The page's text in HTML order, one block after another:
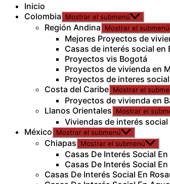
Inicio
Colombia
Mostrar el submenú
Región Andina Mostrar el submenú
Mejores Proyectos de
Casas de interés social en
Proyectos vis Bogotá
Proyectos de vivienda en
Proyectos de interes
Costa del Caribe Mostrar el
Proyectos de vivienda en
Llanos Orientales
Mostrar el
Viviendas de interés
México
Mostrar el submenú
Chiapas Mostrar el submenú
Casas De Interés Social
Casas De Interés Social
Casas De Interés Social En